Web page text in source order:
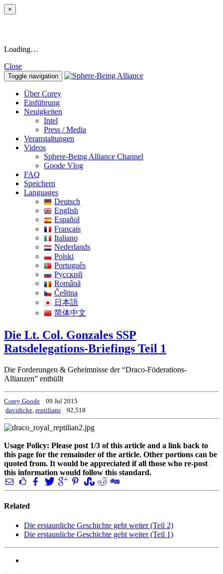
×
Loading…
Close
Toggle navigation
Über Corey
Einführung
Neuigkeiten
Intel
Press / Media
Veranstaltungen
Videos
Sphere-Being Alliance Channel
Goode Vlog
FAQ
Speichern
Languages
Deutsch
English
Español
Français
Italiano
Nederlands
Polski
Português
Pусский
Română
Čeština
日本語
简体中文
Die Lt. Col. Gonzales SSP
Ratsdelegations-Briefings Teil 1
Die Forderungen & Geheimnisse der “Draco-Föderations-
Allianzen” enthüllt
Corey Goode
09 Jul 2015
davidicke reptilians 92,518
Usage Policy: Please post 1/3 of this article and a link back to
this page for the remainder of the article. Other portions can be
quoted from. It would be appreciated if all those who re-post
this information would follow this standard.
Related
Die erstaunliche Geschichte geht weiter (Teil 2)
Die erstaunliche Geschichte geht weiter (Teil 1)